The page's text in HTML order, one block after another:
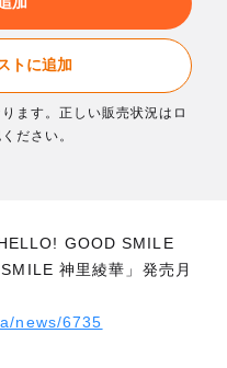
トに追加
ます。正しい販売状況はロ
ださい。
GOOD SMILE
神里綾華」発売月
news/6735